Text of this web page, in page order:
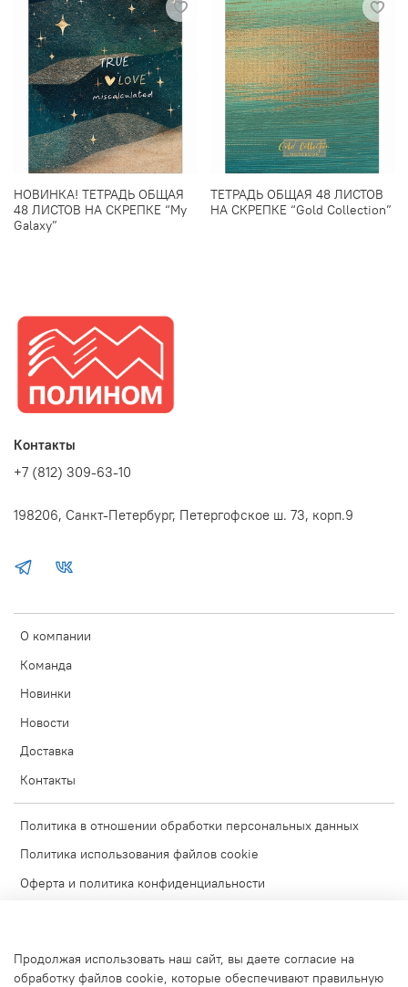
НОВИНКА! ТЕТРАДЬ ОБЩАЯ
48 ЛИСТОВ НА СКРЕПКЕ “My
Galaxy”
ТЕТРАДЬ ОБЩАЯ 48 ЛИСТОВ
НА СКРЕПКЕ “Gold Collection”
О компании
Команда
Новинки
Новости
Доставка
Контакты
Политика в отношении обработки персональных данных
Политика использования файлов cookie
Оферта и политика конфиденциальности
Блог
Контакты
+7 (812) 309-63-10
198206, Санкт-Петербург, Петергофское ш. 73, корп.9
Продолжая использовать наш сайт, вы даете согласие на
обработку файлов cookie, которые обеспечивают правильную